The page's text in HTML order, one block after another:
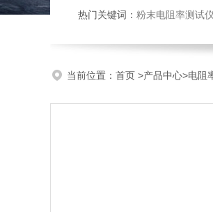
热门关键词： 粉末电阻率测试仪，四探针法
当前位置： 首页 >产品中心>电阻